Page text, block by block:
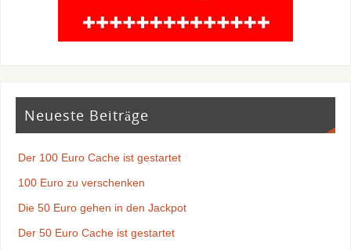
Neueste Beiträge
Der 100 Euro Cache ist gestartet
100 Euro zu verschenken
Die 50 Euro gehen in den Jackpot
Der 50 Euro Cache ist gestartet